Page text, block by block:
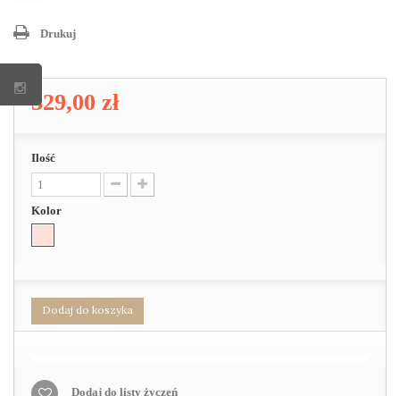
Drukuj
329,00 zł
Ilość
Kolor
Dodaj do koszyka
Dodaj do listy życzeń